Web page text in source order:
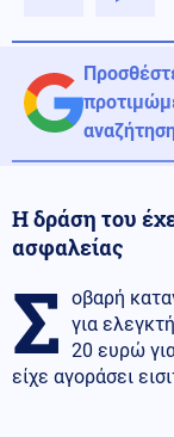
Η δράση του
ασφαλείας
Σ οβαρή
για
20 ευρώ
είχε αγοράσει